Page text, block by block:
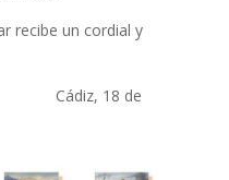
un cordial y
de